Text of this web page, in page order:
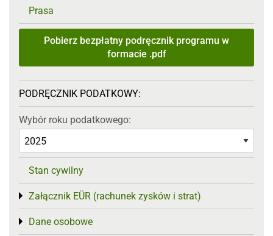
Prasa
Pobierz bezpłatny podręcznik programu w
formacie .pdf
PODRĘCZNIK PODATKOWY:
Wybór roku podatkowego:
Stan cywilny
Załącznik EÜR (rachunek zysków i strat)
Toggle menu
Dane osobowe
Toggle menu